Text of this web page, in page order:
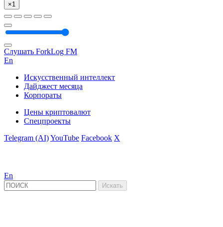
×1
Слушать ForkLog FM
En
Искусственный интеллект
Дайджест месяца
Корпораты
Цены криптовалют
Спецпроекты
Telegram (AI)YouTube Facebook X
En